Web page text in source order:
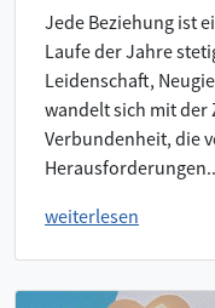
Jede Beziehung ist
Laufe der Jahre
Leidenschaft,
wandelt sich mit der
Verbundenheit, die
weiterlesen